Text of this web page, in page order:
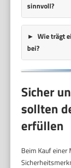
sinnvoll?
Wie trägt
bei?
Sicher
sollten
erfüllen
Beim Kauf